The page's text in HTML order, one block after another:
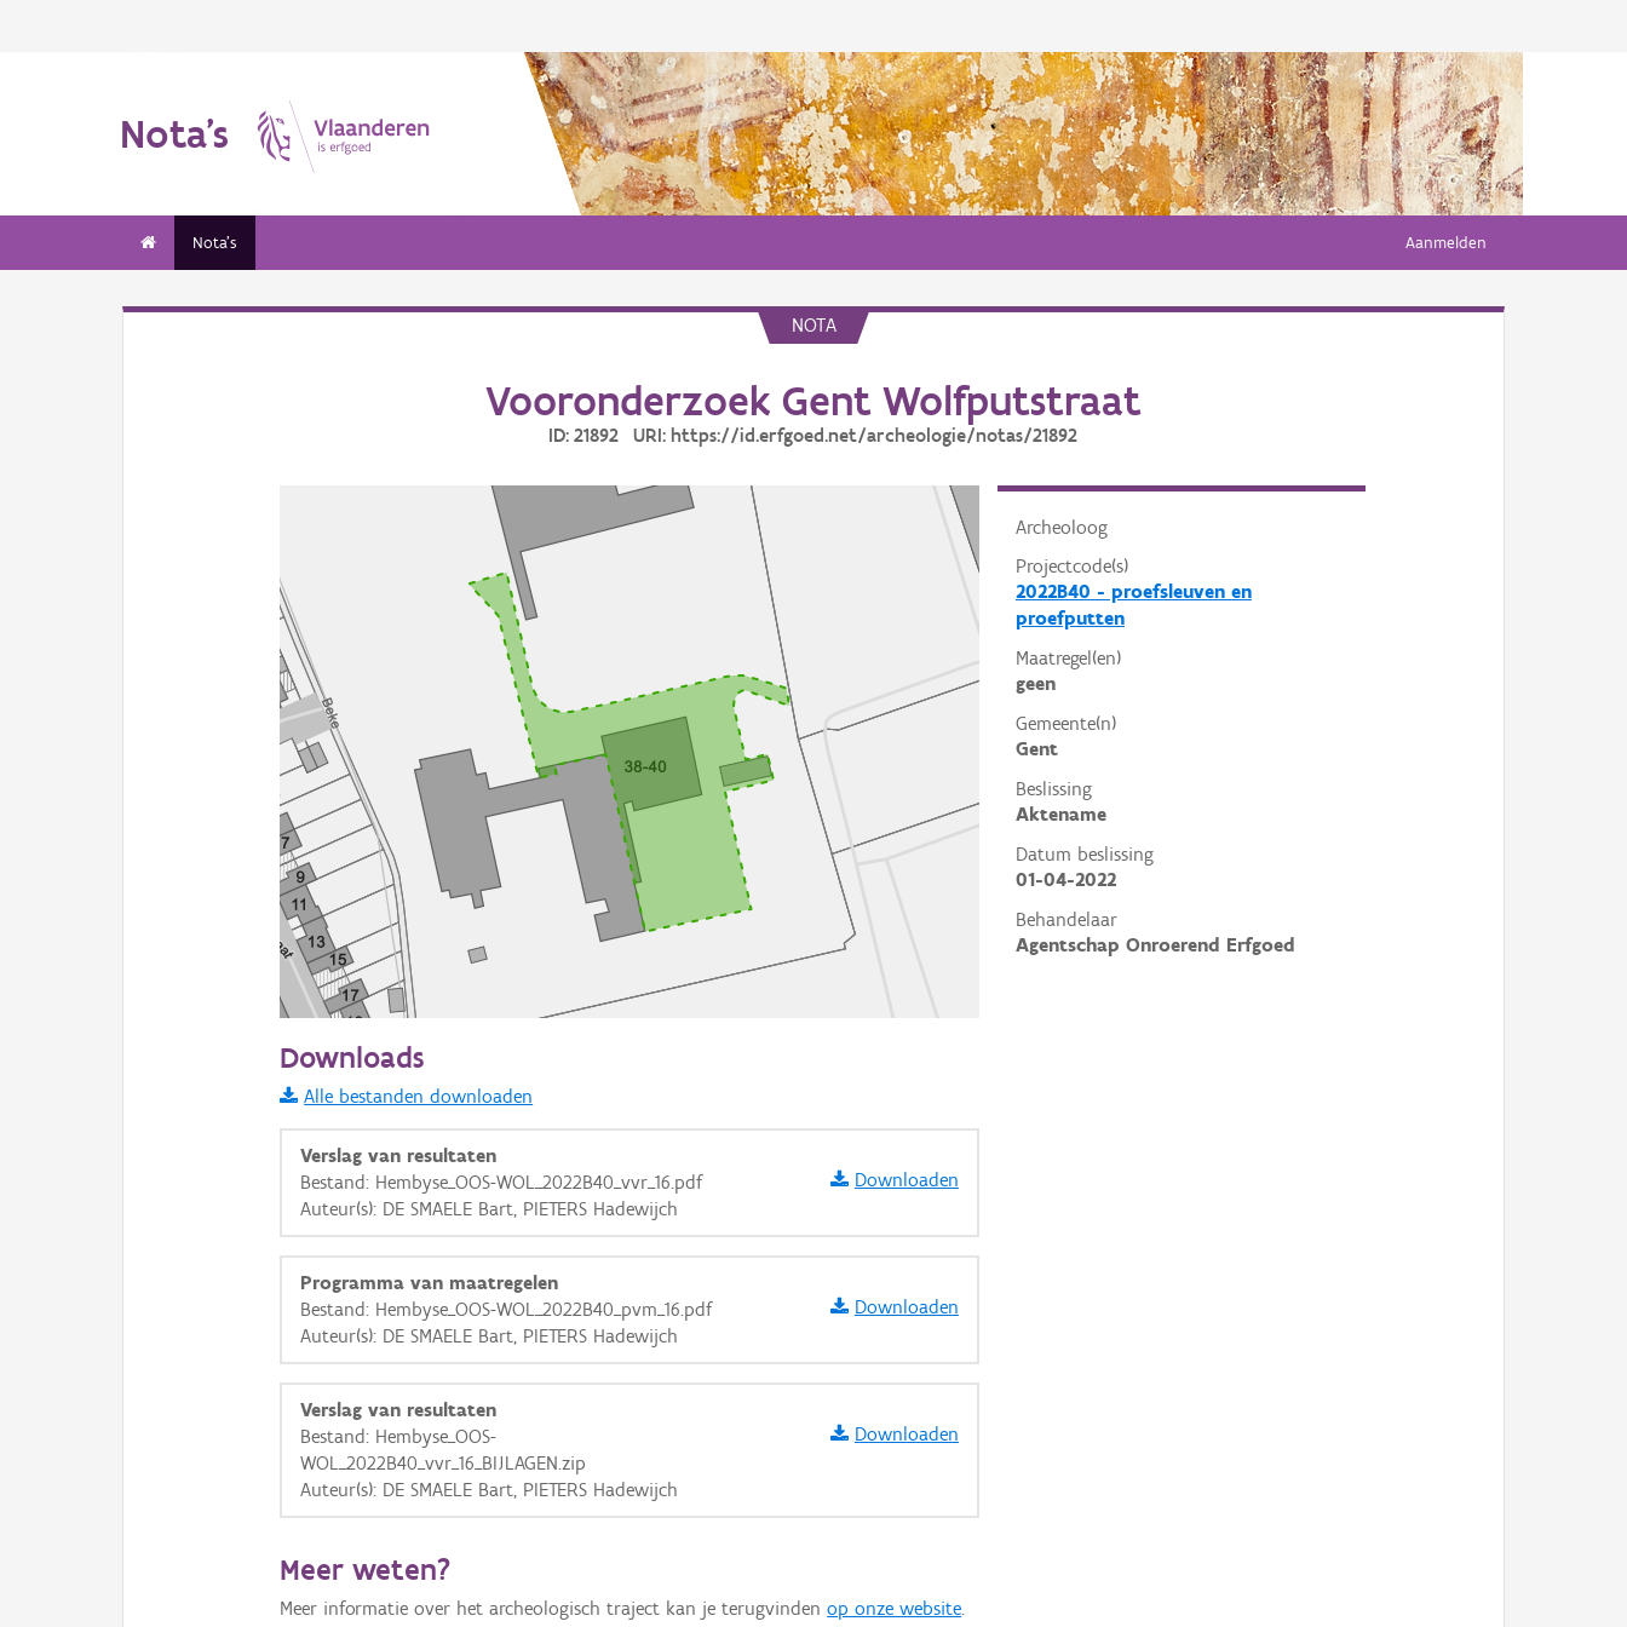
Nota's
Nota's Aanmelden
NOTA
Vooronderzoek Gent Wolfputstraat
ID: 21892 URI: https://id.erfgoed.net/archeologie/notas/21892
Archeoloog
Projectcode(s)
2022B40 - proefsleuven en
proefputten
Maatregel(en)
geen
Gemeente(n)
Gent
Beslissing
Aktename
Datum beslissing
01-04-2022
Behandelaar
Agentschap Onroerend Erfgoed
Informatie Vlaanderen
i
+ −
OSM-Basiskaart
Ortho
GRB-Basiskaart
GRB-Basiskaart in grijswaarden
Downloads
Alle bestanden downloaden
Verslag van resultaten
Bestand: Hembyse_OOS-WOL_2022B40_vvr_16.pdf
Auteur(s): DE SMAELE Bart, PIETERS Hadewijch
Downloaden
Programma van maatregelen
Bestand: Hembyse_OOS-WOL_2022B40_pvm_16.pdf
Auteur(s): DE SMAELE Bart, PIETERS Hadewijch
Downloaden
Verslag van resultaten
Bestand: Hembyse_OOS-
WOL_2022B40_vvr_16_BIJLAGEN.zip
Auteur(s): DE SMAELE Bart, PIETERS Hadewijch
Downloaden
Meer weten?
Meer informatie over het archeologisch traject kan je terugvindenop onze website.